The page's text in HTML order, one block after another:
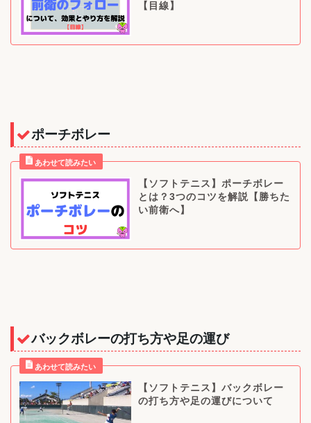
【目線】
ポーチボレー
【ソフトテニス】ポーチボレー
とは？3つのコツを解説【勝ちた
い前衛へ】
バックボレーの打ち方や足の運び
【ソフトテニス】バックボレー
の打ち方や足の運びについて